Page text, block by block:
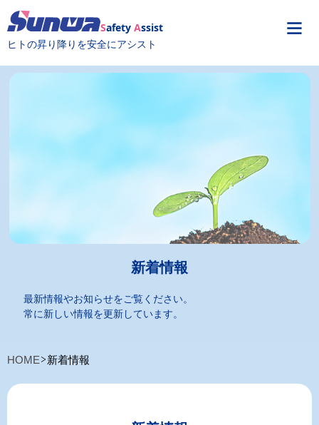
Safety Assist
ヒトの昇り降りを安全にアシスト
新着情報
最新情報やお知らせをご覧ください。
常に新しい情報を更新しています。
HOME 新着情報